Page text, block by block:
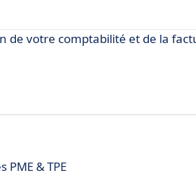
votre comptabilité et de la
& TPE